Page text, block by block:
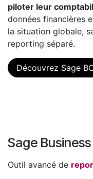
piloter leur
données financières
la situation globale,
reporting séparé.
Découvrez Sage
Sage
Outil avancé de